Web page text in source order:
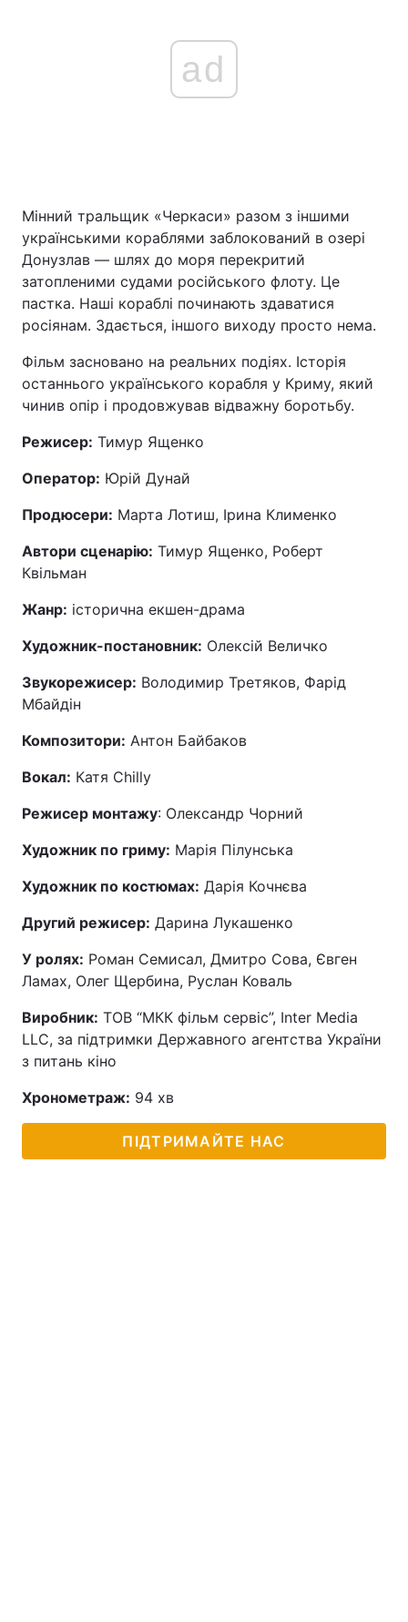
ad
Мінний тральщик «Черкаси» разом з іншими
українськими кораблями заблокований в озері
Донузлав — шлях до моря перекритий
затопленими судами російського флоту. Це
пастка. Наші кораблі починають здаватися
росіянам. Здається, іншого виходу просто нема.
Фільм засновано на реальних подіях. Історія
останнього українського корабля у Криму, який
чинив опір і продовжував відважну боротьбу.
Режисер: Тимур Ященко
Оператор: Юрій Дунай
Продюсери: Марта Лотиш, Ірина Клименко
Автори сценарію: Тимур Ященко, Роберт
Квільман
Жанр: історична екшен-драма
Художник-постановник: Олексій Величко
Звукорежисер: Володимир Третяков, Фарід
Мбайдін
Композитори: Антон Байбаков
Вокал: Катя Chilly
Режисер монтажу: Олександр Чорний
Художник по гриму: Марія Пілунська
Художник по костюмах: Дарія Кочнєва
Другий режисер: Дарина Лукашенко
У ролях: Роман Семисал, Дмитро Сова, Євген
Ламах, Олег Щербина, Руслан Коваль
Виробник: ТОВ “МКК фільм сервіс”, Inter Media
LLC, за підтримки Державного агентства України
з питань кіно
Хронометраж: 94 хв
ПІДТРИМАЙТЕ НАС